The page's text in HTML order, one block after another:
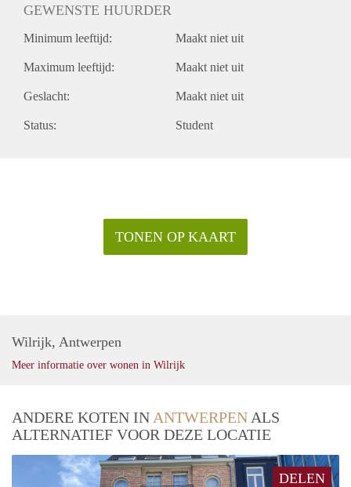
GEWENSTE HUURDER
Minimum leeftijd: Maakt niet uit
Maximum leeftijd: Maakt niet uit
Geslacht: Maakt niet uit
Status: Student
TONEN OP KAART
Wilrijk, Antwerpen
Meer informatie over wonen in Wilrijk
ANDERE KOTEN IN ANTWERPEN ALS
ALTERNATIEF VOOR DEZE LOCATIE
DELEN